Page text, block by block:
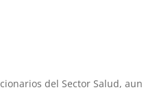
del Sector Salud,